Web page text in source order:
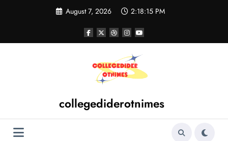
August 7, 2026 2:18:15 PM
collegediderotnimes